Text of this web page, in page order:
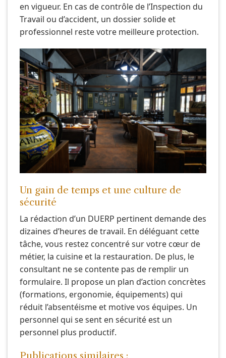
en vigueur. En cas de contrôle de l’Inspection du
Travail ou d’accident, un dossier solide et
professionnel reste votre meilleure protection.
Un gain de temps et une culture de
sécurité
La rédaction d’un DUERP pertinent demande des
dizaines d’heures de travail. En déléguant cette
tâche, vous restez concentré sur votre cœur de
métier, la cuisine et la restauration. De plus, le
consultant ne se contente pas de remplir un
formulaire. Il propose un plan d’action concrètes
(formations, ergonomie, équipements) qui
réduit l’absentéisme et motive vos équipes. Un
personnel qui se sent en sécurité est un
personnel plus productif.